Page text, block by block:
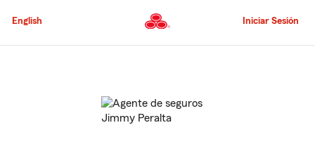
al
principal
English Iniciar Sesión